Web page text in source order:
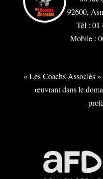
92600,
Tél : 01
Mobile :
« Les Coachs Associés
œuvrant dans le